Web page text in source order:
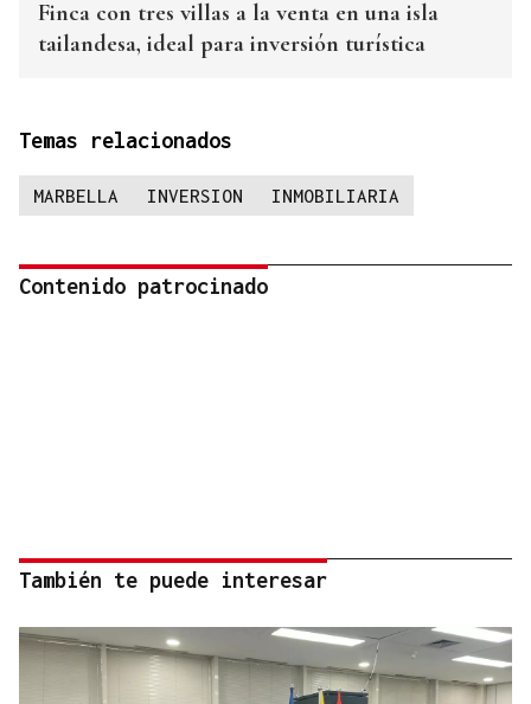
Finca con tres villas a la venta en una isla
tailandesa, ideal para inversión turística
Temas relacionados
MARBELLA INVERSION INMOBILIARIA
Contenido patrocinado
También te puede interesar